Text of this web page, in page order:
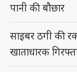
पानी की बौछार
साइबर ठगी की
खाताधारक